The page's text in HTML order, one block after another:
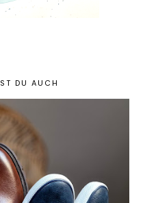
DU AUCH